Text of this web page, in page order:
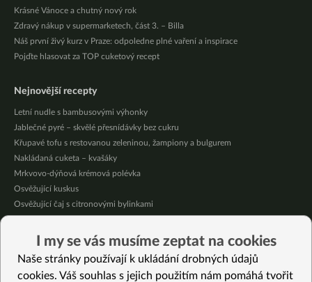
Krásné Vánoce a chutný nový rok
Zdravý nákup v supermarketech, část 3. – Billa
Náš první živý kurz v Praze: odpoledne plné vaření a inspirace
Pojďte hlasovat za TOP cuketový recept
Nejnovější recepty
Letní nudle s bambusovými výhonky
Jablečné pyré – skvělé přesnídávky bez cukru
Křupavé tofu s restovanou zeleninou, žampiony a bulgurem
Nakládaná cuketa – kvašáky
Mrkvovo-dýňová krémová polévka
Osvěžující kuskus
Osvěžující čaj s citronovými bylinkami
Čokoládové muffiny s mangovým krémem
Meruňky a jablka v citrónovém želé
I my se vás musíme zeptat na cookies
Naše stránky používají k ukládání drobných údajů
cookies. Váš souhlas s jejich použitím nám pomáhá tvořit